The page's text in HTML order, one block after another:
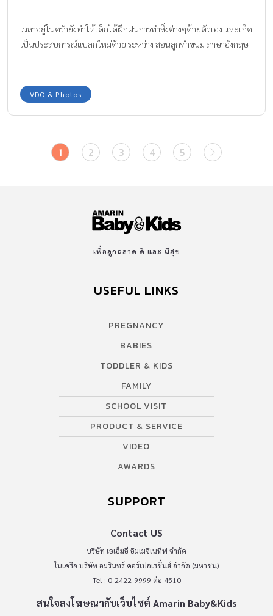
เวลาอยู่ในครัวยังทำให้เด็กได้ฝึกฝนการทำสิ่งต่างๆด้วยตัวเอง และเกิด
เป็นประสบการณ์แปลกใหม่ด้วย ระหว่าง สอนลูกทำขนม ภาษาอังกฤษ
VDO & Photos
1 2 3 4 5
เพื่อลูกฉลาด ดี และ มีสุข
USEFUL LINKS
PREGNANCY
BABIES
TODDLER & KIDS
FAMILY
SCHOOL VISIT
PRODUCT & SERVICE
VIDEO
AWARDS
SUPPORT
Contact US
บริษัท เอเอ็มอี อิมเมจิเนทีฟ จำกัด
ในเครือ บริษัท อมรินทร์ คอร์เปอเรชั่นส์ จำกัด (มหาชน)
Tel : 0-2422-9999 ต่อ 4510
สนใจลงโฆษณากับเว็บไซต์ Amarin Baby&Kids